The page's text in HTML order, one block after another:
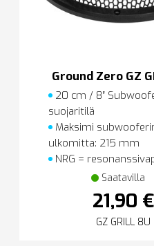
Ground Zero GZ
20 cm / 8″
suojaritilä
Maksimi
ulkomitta: 215 mm
NRG =
Saatavilla
21,90 €
GZ GRILL 8U